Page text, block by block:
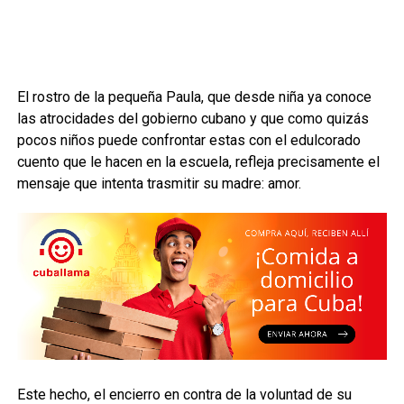
El rostro de la pequeña Paula, que desde niña ya conoce
las atrocidades del gobierno cubano y que como quizás
pocos niños puede confrontar estas con el edulcorado
cuento que le hacen en la escuela, refleja precisamente el
mensaje que intenta trasmitir su madre: amor.
Este hecho, el encierro en contra de la voluntad de su